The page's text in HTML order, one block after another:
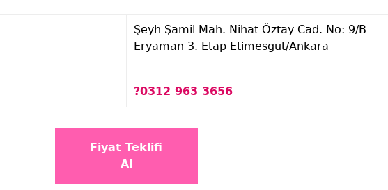
Şeyh Şamil Mah. Nihat Öztay Cad. No: 9/B
Eryaman 3. Etap Etimesgut/Ankara
?0312 963 3656
Fiyat Teklifi
Al